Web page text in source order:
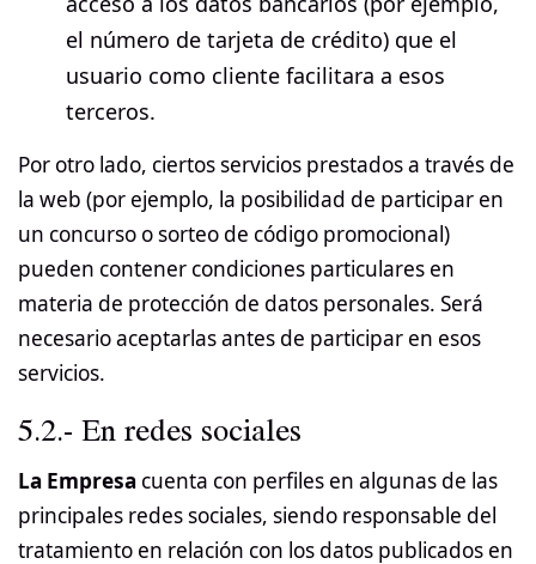
el número de tarjeta de crédito) que el
usuario como cliente facilitara a esos
terceros.
Por otro lado, ciertos servicios prestados a través de
la web (por ejemplo, la posibilidad de participar en
un concurso o sorteo de código promocional)
pueden contener condiciones particulares en
materia de protección de datos personales. Será
necesario aceptarlas antes de participar en esos
servicios.
5.2.- En redes sociales
La Empresa cuenta con perfiles en algunas de las
principales redes sociales, siendo responsable del
tratamiento en relación con los datos publicados en